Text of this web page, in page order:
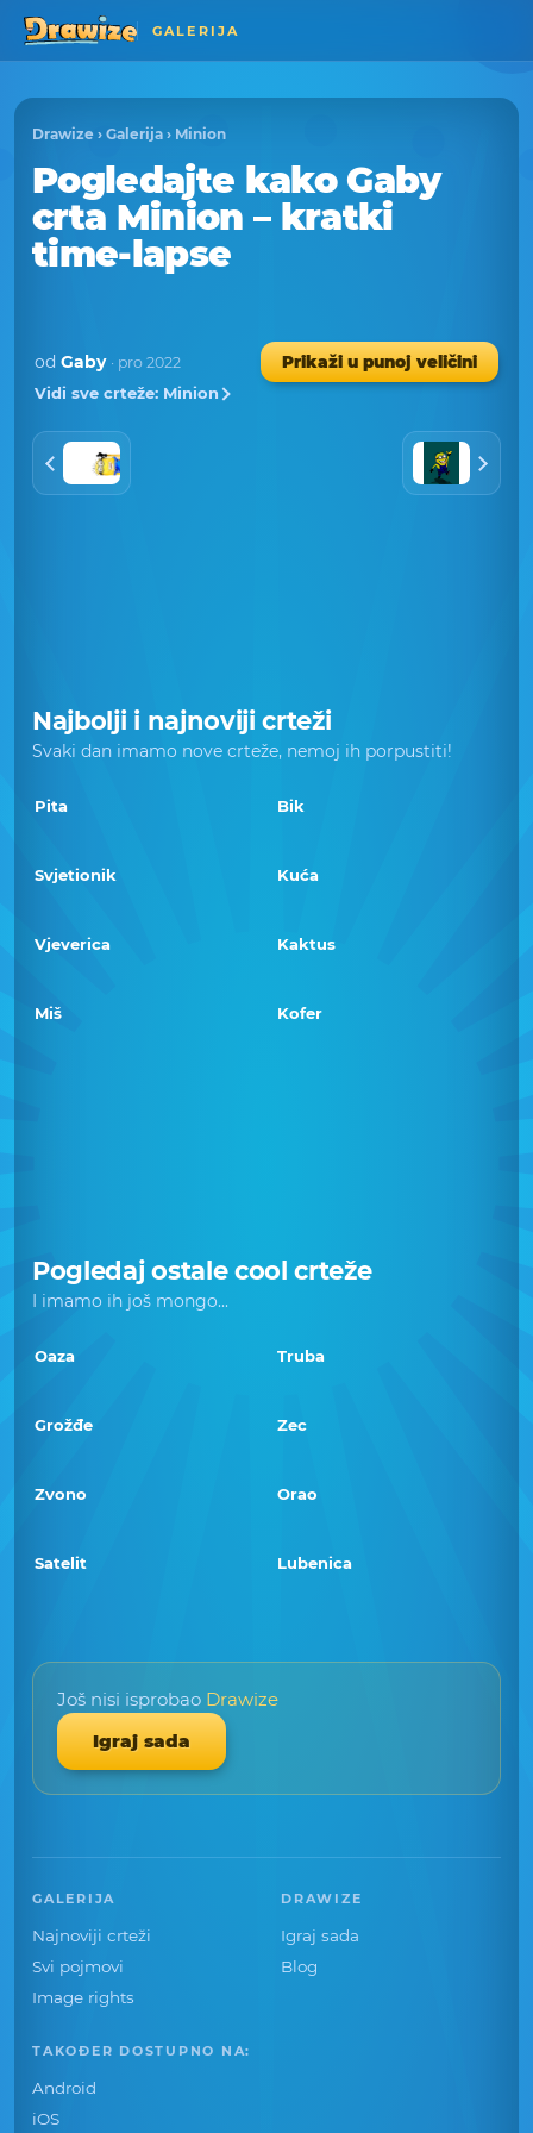
GALERIJA
Drawize › Galerija › Minion
Pogledajte kako Gaby
crta Minion – kratki
time-lapse
od Gaby · pro 2022
Prikaži u punoj veličini
Vidi sve crteže: Minion
Najbolji i najnoviji crteži
Svaki dan imamo nove crteže, nemoj ih porpustiti!
Pita Bik
Svjetionik Kuća
Vjeverica Kaktus
Miš Kofer
Pogledaj ostale cool crteže
I imamo ih još mongo...
Oaza Truba
Grožđe Zec
Zvono Orao
Satelit Lubenica
Još nisi isprobao Drawize
Igraj sada
GALERIJA
Najnoviji crteži
Svi pojmovi
Image rights
DRAWIZE
Igraj sada
Blog
TAKOĐER DOSTUPNO NA:
Android
iOS